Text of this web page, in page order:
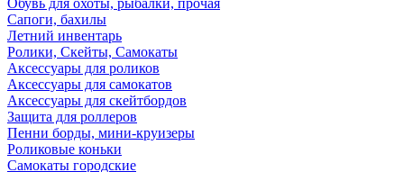
Обувь для охоты, рыбалки, прочая
Сапоги, бахилы
Летний инвентарь
Ролики, Скейты, Самокаты
Аксессуары для роликов
Аксессуары для самокатов
Аксессуары для скейтбордов
Защита для роллеров
Пенни борды, мини-круизеры
Роликовые коньки
Самокаты городские